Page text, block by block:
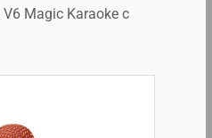
Magic Karaoke c